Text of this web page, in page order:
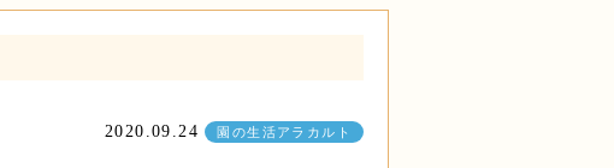
2020.09.24 園の生活アラカルト